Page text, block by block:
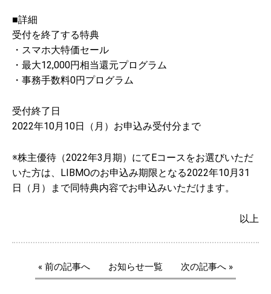
■詳細
受付を終了する特典
・スマホ大特価セール
・最大12,000円相当還元プログラム
・事務手数料0円プログラム
受付終了日
2022年10月10日（月）お申込み受付分まで
※株主優待（2022年3月期）にてEコースをお選びいただ
いた方は、LIBMOのお申込み期限となる2022年10月31
日（月）まで同特典内容でお申込みいただけます。
以上
« 前の記事へ お知らせ一覧 次の記事へ »